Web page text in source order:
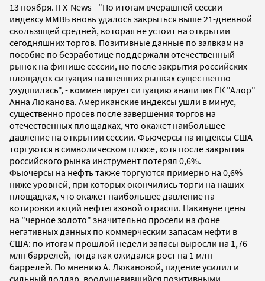
13 ноября. IFX-News - "По итогам вчерашней сессии
индексу ММВБ вновь удалось закрыться выше 21-дневной
скользящей средней, которая не устоит на открытии
сегодняшних торгов. Позитивные данные по заявкам на
пособие по безработице поддержали отечественный
рынок на финише сессии, но после закрытия российских
площадок ситуация на внешних рынках существенно
ухудшилась", - комментирует ситуацию аналитик ГК "Алор"
Анна Люканова. Американские индексы ушли в минус,
существенно просев после завершения торгов на
отечественных площадках, что окажет наибольшее
давление на открытии сессии. Фьючерсы на индексы США
торгуются в символическом плюсе, хотя после закрытия
российского рынка инструмент потерял 0,6%.
Фьючерсы на нефть также торгуются примерно на 0,6%
ниже уровней, при которых окончились торги на наших
площадках, что окажет наибольшее давление на
котировки акций нефтегазовой отрасли. Накануне цены
на "черное золото" значительно просели на фоне
негативных данных по коммерческим запасам нефти в
США: по итогам прошлой недели запасы выросли на 1,76
млн баррелей, тогда как ожидался рост на 1 млн
баррелей. По мнению А. Люкановой, падение усилил и
сильный доллар, воодушевившийся позитивными